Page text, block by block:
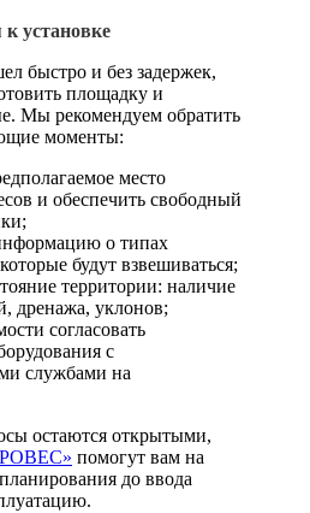
установке
быстро и без задержек,
площадку и
Мы рекомендуем обратить
моменты:
место
и обеспечить свободный
о типах
будут взвешиваться;
территории: наличие
дренажа, уклонов;
согласовать
с
службами на
остаются открытыми,
помогут вам на
до ввода